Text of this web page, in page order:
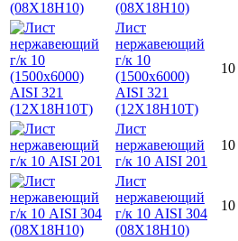
(08Х18Н10)
Лист
нержавеющий
г/к 10
(1500х6000)
AISI 321
(12Х18Н10Т)
10
Лист
нержавеющий
г/к 10 AISI 201
10
Лист
нержавеющий
г/к 10 AISI 304
(08Х18Н10)
10